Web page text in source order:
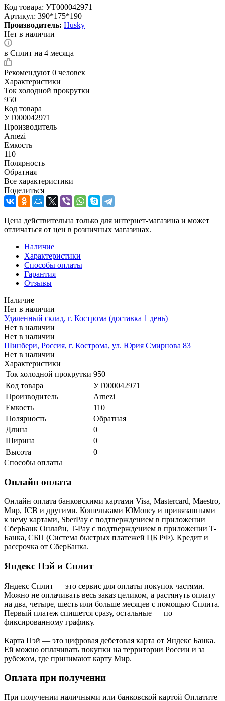
Код товара: УТ000042971
Артикул: 390*175*190
Производитель: Husky
Нет в наличии
в Сплит на 4 месяца
Рекомендуют 0 человек
Характеристики
Ток холодной прокрутки
950
Код товара
УТ000042971
Производитель
Arnezi
Емкость
110
Полярность
Обратная
Все характеристики
Поделиться
Цена действительна только для интернет-магазина и может
отличаться от цен в розничных магазинах.
Наличие
Характеристики
Способы оплаты
Гарантия
Отзывы
Наличие
Нет в наличии
Удаленный склад, г. Кострома (доставка 1 день)
Нет в наличии
Нет в наличии
Шинбери, Россия, г. Кострома, ул. Юрия Смирнова 83
Нет в наличии
Характеристики
Ток холодной прокрутки 950
Код товара
УТ000042971
Производитель
Arnezi
Емкость
110
Полярность
Обратная
Длина
0
Ширина
0
Высота
0
Способы оплаты
Онлайн оплата
Онлайн оплата банковскими картами Visa, Mastercard, Maestro,
Мир, JCB и другими. Кошельками ЮMoney и привязанными
к нему картами, SberPay с подтверждением в приложении
СберБанк Онлайн, T-Pay с подтверждением в приложении T-
Банка, СБП (Система быстрых платежей ЦБ РФ). Кредит и
рассрочка от СберБанка.
Яндекс Пэй и Сплит
Яндекс Cплит — это сервис для оплаты покупок частями.
Можно не оплачивать весь заказ целиком, а растянуть оплату
на два, четыре, шесть или больше месяцев с помощью Сплита.
Первый платеж спишется сразу, остальные — по
фиксированному графику.
Карта Пэй — это цифровая дебетовая карта от Яндекс Банка.
Ей можно оплачивать покупки на территории России и за
рубежом, где принимают карту Мир.
Оплата при получении
При получении наличными или банковской картой Оплатите